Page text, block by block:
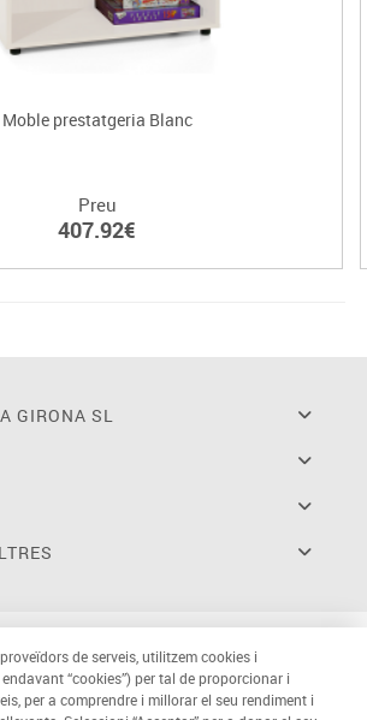
Moble prestatgeria Blanc
Preu
407.92€
GIRONA SL
de serveis, utilitzem cookies i
“cookies”) per tal de proporcionar i
per a comprendre i millorar el seu rendiment i